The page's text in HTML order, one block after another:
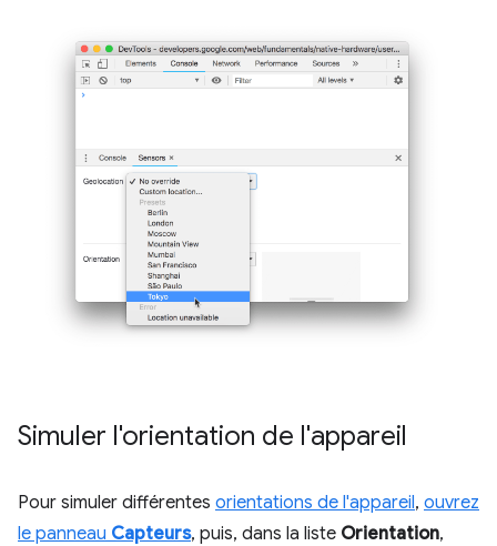
Simuler l'orientation de l'appareil
Pour simuler différentes orientations de l'appareil, ouvrez
le panneau Capteurs, puis, dans la liste Orientation,